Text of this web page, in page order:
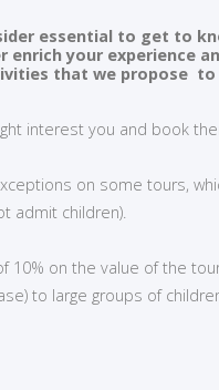
essential to get to
your experience
that we propose
interest you and book
on some tours,
admit children).
10% on the value of the
to large groups of